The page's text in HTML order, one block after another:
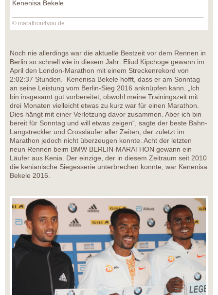
Kenenisa Bekele
© marathon4you.de
Noch nie allerdings war die aktuelle Bestzeit vor dem Rennen in
Berlin so schnell wie in diesem Jahr: Eliud Kipchoge gewann im
April den London-Marathon mit einem Streckenrekord von
2:02:37 Stunden. Kenenisa Bekele hofft, dass er am Sonntag
an seine Leistung vom Berlin-Sieg 2016 anknüpfen kann. „Ich
bin insgesamt gut vorbereitet, obwohl meine Trainingszeit mit
drei Monaten vielleicht etwas zu kurz war für einen Marathon.
Dies hängt mit einer Verletzung davor zusammen. Aber ich bin
bereit für Sonntag und will etwas zeigen“, sagte der beste Bahn-
Langstreckler und Crossläufer aller Zeiten, der zuletzt im
Marathon jedoch nicht überzeugen konnte. Acht der letzten
neun Rennen beim BMW BERLIN-MARATHON gewann ein
Läufer aus Kenia. Der einzige, der in diesem Zeitraum seit 2010
die kenianische Siegesserie unterbrechen konnte, war Kenenisa
Bekele 2016.